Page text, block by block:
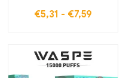
vodného melónu pre
15000 ťahmi
€5,31 - €7,59